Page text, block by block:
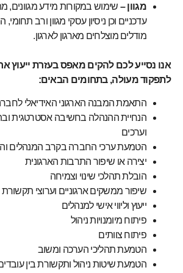
מגוון – שימוש במקורות מידע מגוונים,
עדכניים וכן ניסיון עסקי מגוון ורב
מודלים מוצלחים מארגון לארגון.
אנו נסייע לכם להקים מאפס בעזרת ייעוץ
לתפקוד מעולה, בתחומים הבאים:
התאמת המבנה הארגוני האידיאלי
הנחיית ההנהלה בחשיבה אסטרטגית
וערכים
הטמעת ערכי החברה בקרב המנהלים
יצירה או שיפור התרבות הארגונית
הובלת תהלכי שינוי וצמיחה
שיפור ממשקים ארגוניים וערוצי תקשורת
ייעוץ וליווי אישי למנהלים
פיתוח מיומנויות ניהול
פיתוח צוותים
הטמעת תהליכי הערכה ומשוב
הטמעת שיטות ניהול ותקשורת בין